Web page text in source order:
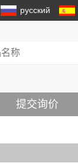
русский
提交询价